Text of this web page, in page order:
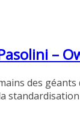
–
des